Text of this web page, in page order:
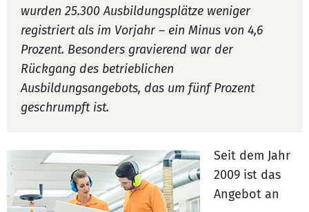
wurden 25.300 Ausbildungsplätze weniger
registriert als im Vorjahr – ein Minus von 4,6
Prozent. Besonders gravierend war der
Rückgang des betrieblichen
Ausbildungsangebots, das um fünf Prozent
geschrumpft ist.
Seit dem Jahr
2009 ist das
Angebot an